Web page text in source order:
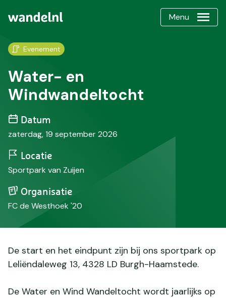
Menu
Evenement
Water- en
Windwandeltocht
Datum
zaterdag, 19 september 2026
Locatie
Sportpark van Zuijen
Organisatie
FC de Westhoek '20
De start en het eindpunt zijn bij ons sportpark op
Leliëndaleweg 13, 4328 LD Burgh-Haamstede.
De Water en Wind Wandeltocht wordt jaarlijks op